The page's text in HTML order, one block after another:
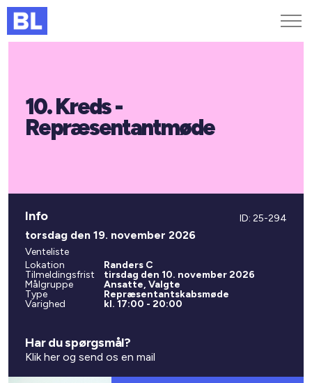
Find medarbejder
Kurser og arrangementer
Jobportalen
10. Kreds -
Repræsentantmøde
Info ID: 25-294
torsdag den 19. november 2026
Venteliste
Lokation
Randers C
Tilmeldingsfrist
tirsdag den 10. november 2026
Målgruppe
Ansatte, Valgte
Type
Repræsentantskabsmøde
Varighed
kl. 17:00 - 20:00
Har du spørgsmål?
Klik her og send os en mail